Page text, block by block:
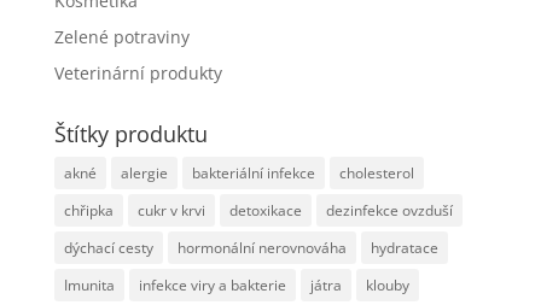
Zelené potraviny
Veterinární produkty
Štítky produktu
akné alergie bakteriální infekce
cholesterol
chřipka
cukr v krvi detoxikace
dezinfekce ovzduší
dýchací cesty
hormonální nerovnováha
hydratace
Imunita
infekce viry a bakterie játra
klouby